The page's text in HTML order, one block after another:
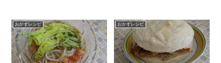
てみましたよ～😉 ビックリする
くらい簡単でした＾＾。 鍋に
水 100㏄を入れて、粉寒天
1g...
んで2晩ほ...
おかずレシピ おかずレシピ